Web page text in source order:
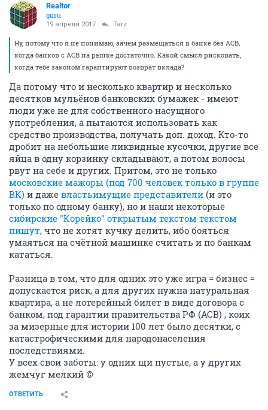
Realtor
guru
19 апреля 2017 Tarz
Ну, потому что я не понимаю, зачем размещаться в банке без АСВ,
когда банков с АСВ на рынке достаточно. Какой смысл рисковать,
когда тебе законом гарантируют возврат вклада?
Да потому что и несколько квартир и несколько
десятков мульёнов банковских бумажек - имеют
люди уже не для собственного насущного
употребления, а пытаются использовать как
средство производства, получать доп. доход. Кто-то
дробит на небольшие ликвидные кусочки, другие все
яйца в одну корзинку складывают, а потом волосы
рвут на себе и других. Притом, это не только
московские мажоры (под 700 человек только в группе
ВК) и даже властьимущие представители (и это
только по одному банку), но и наши некоторые
сибирские "Корейко" открытым текстом текстом
пишут, что не хотят кучку делить, ибо бояться
умаяться на счётной машинке считать и по банкам
кататься.
Разница в том, что для одних это уже игра = бизнес =
допускается риск, а для других нужна натуральная
квартира, а не лотерейный билет в виде договора с
банком, под гарантии правительства РФ (АСВ) , коих
за мизерные для истории 100 лет было десятки, с
катастрофическими для народонаселения
последствиями.
У всех свои заботы: у одних щи пустые, а у других
жемчуг мелкий ©
ОТВЕТИТЬ